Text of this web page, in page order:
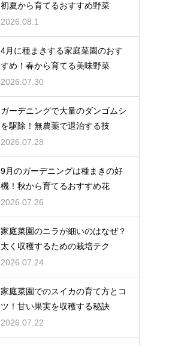
初夏から育てるおすすめ野菜
2026.08.1
4月に種まきする家庭菜園のおす
すめ！春から育てる美味野菜
2026.07.30
ガーデニングで大量のダンゴムシ
を駆除！無農薬で退治する技
2026.07.28
9月のガーデニングは種まきの好
機！秋から育てるおすすめ花
2026.07.26
家庭菜園のニラが細いのはなぜ？
太く収穫するための栽培テク
2026.07.24
家庭菜園でのスイカの育て方とコ
ツ！甘い果実を収穫する秘訣
2026.07.22